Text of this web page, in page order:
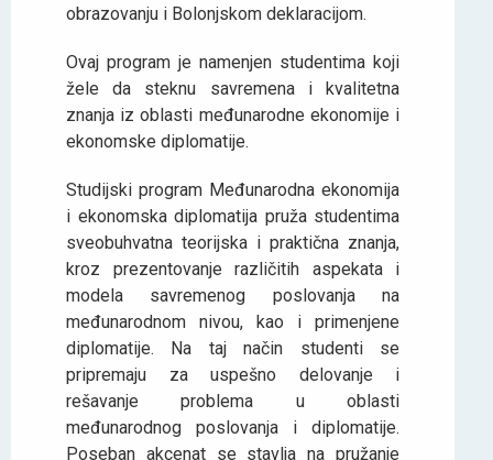
obrazovanju i Bolonjskom deklaracijom.
Ovaj program je namenjen studentima koji
žele da steknu savremena i kvalitetna
znanja iz oblasti međunarodne ekonomije i
ekonomske diplomatije.
Studijski program Međunarodna ekonomija
i ekonomska diplomatija pruža studentima
sveobuhvatna teorijska i praktična znanja,
kroz prezentovanje različitih aspekata i
modela savremenog poslovanja na
međunarodnom nivou, kao i primenjene
diplomatije. Na taj način studenti se
pripremaju za uspešno delovanje i
rešavanje problema u oblasti
međunarodnog poslovanja i diplomatije.
Poseban akcenat se stavlja na pružanje